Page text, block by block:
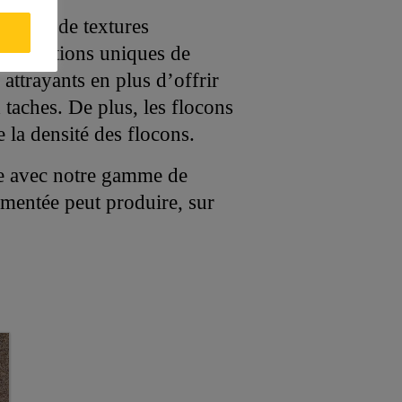
et de textures
conditions uniques de
en plus d’offrir
De plus, les flocons
la densité des flocons.
notre gamme de
peut produire, sur